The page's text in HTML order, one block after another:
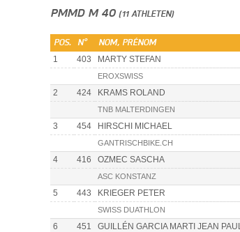
PMMD M 40 (11 ATHLETEN)
POS. N° NOM, PRÉNOM
1 403 MARTY STEFAN
EROXSWISS
2 424 KRAMS ROLAND
TNB MALTERDINGEN
3 454 HIRSCHI MICHAEL
GANTRISCHBIKE.CH
4 416 OZMEC SASCHA
ASC KONSTANZ
5 443 KRIEGER PETER
SWISS DUATHLON
6 451 GUILLÉN GARCIA MARTI JEAN PAUL